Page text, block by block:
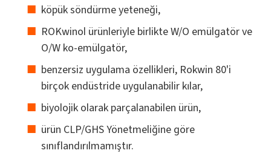
köpük söndürme yeteneği,
ROKwinol ürünleriyle birlikte W/O emülgatör ve
O/W ko-emülgatör,
benzersiz uygulama özellikleri, Rokwin 80'i
birçok endüstride uygulanabilir kılar,
biyolojik olarak parçalanabilen ürün,
ürün CLP/GHS Yönetmeliğine göre
sınıflandırılmamıştır.